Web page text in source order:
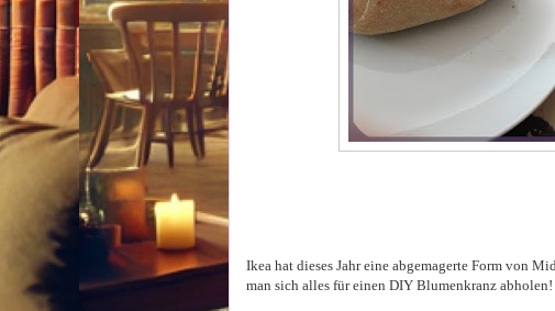
Ikea hat dieses Jahr eine abgemagerte Form von
man sich alles für einen DIY Blumenkranz abholen!